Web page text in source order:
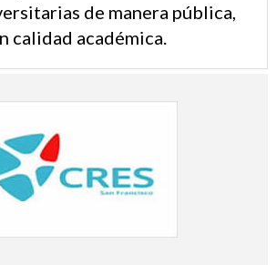
de manera pública,
calidad académica.